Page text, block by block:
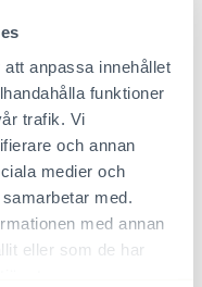
anpassa innehållet
funktioner
trafik. Vi
och annan
medier och
med.
med annan
eller som de har